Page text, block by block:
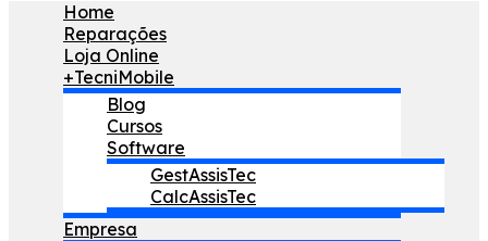
Home
Reparações
Loja Online
+TecniMobile
Blog
Cursos
Software
GestAssisTec
CalcAssisTec
Empresa